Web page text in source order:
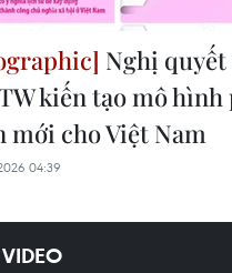
Nghị quyết
kiến tạo mô hình
mới cho Việt Nam
04:39
VIDEO